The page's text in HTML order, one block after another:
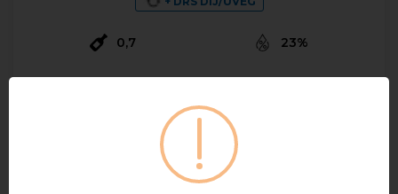
0,7 23%
2 337 Ft
Bruttó ár
Kosárba